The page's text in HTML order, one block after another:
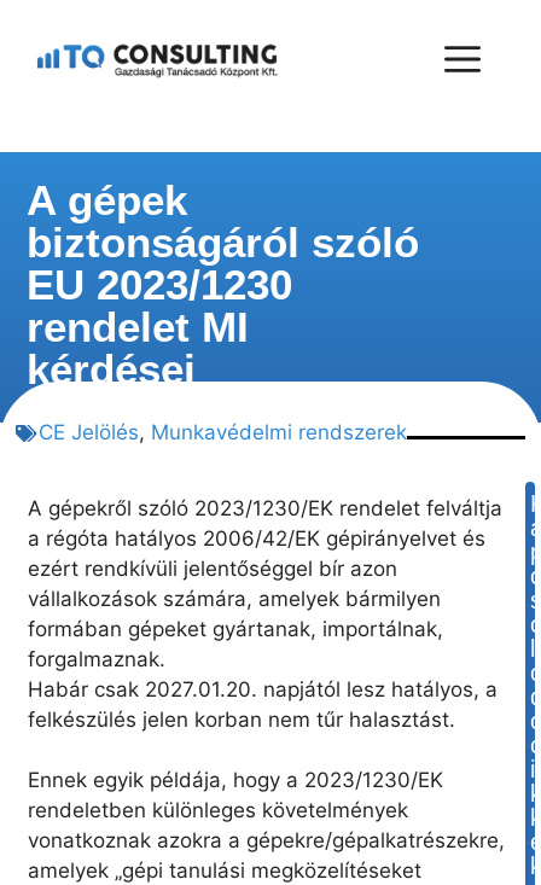
A gépek
biztonságáról szóló
EU 2023/1230
rendelet MI
kérdései
CE Jelölés, Munkavédelmi rendszerek
A gépekről szóló 2023/1230/EK rendelet felváltja
a régóta hatályos 2006/42/EK gépirányelvet és
ezért rendkívüli jelentőséggel bír azon
vállalkozások számára, amelyek bármilyen
formában gépeket gyártanak, importálnak,
forgalmaznak.
Habár csak 2027.01.20. napjától lesz hatályos, a
felkészülés jelen korban nem tűr halasztást.
Ennek egyik példája, hogy a 2023/1230/EK
rendeletben különleges követelmények
vonatkoznak azokra a gépekre/gépalkatrészekre,
amelyek „gépi tanulási megközelítéseket
i